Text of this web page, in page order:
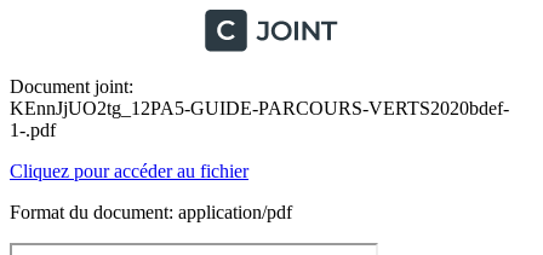
Document joint:
KEnnJjUO2tg_12PA5-GUIDE-PARCOURS-VERTS2020bdef-
1-.pdf
Cliquez pour accéder au fichier
Format du document: application/pdf